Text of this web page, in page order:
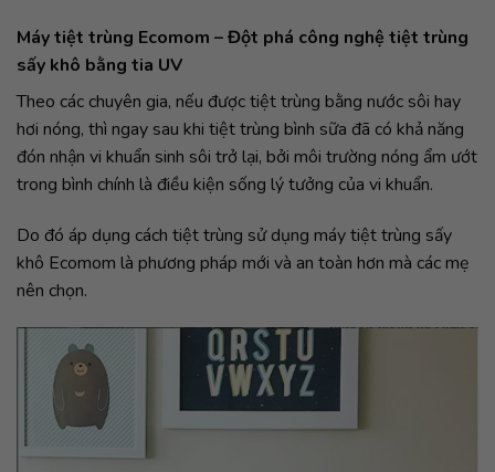
Máy tiệt trùng Ecomom – Đột phá công nghệ tiệt trùng
sấy khô bằng tia UV
Theo các chuyên gia, nếu được tiệt trùng bằng nước sôi hay
hơi nóng, thì ngay sau khi tiệt trùng bình sữa đã có khả năng
đón nhận vi khuẩn sinh sôi trở lại, bởi môi trường nóng ẩm ướt
trong bình chính là điều kiện sống lý tưởng của vi khuẩn.
Do đó áp dụng cách tiệt trùng sử dụng máy tiệt trùng sấy
khô Ecomom là phương pháp mới và an toàn hơn mà các mẹ
nên chọn.